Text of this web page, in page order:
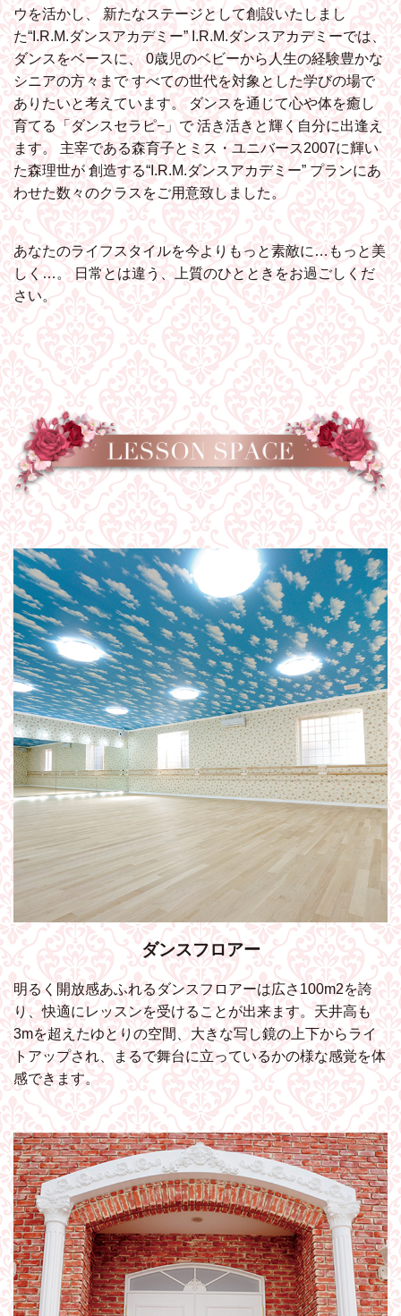
ウを活かし、 新たなステージとして創設いたしまし
た“I.R.M.ダンスアカデミー”I.R.M.ダンスアカデミーでは、
ダンスをベースに、0歳児のベビーから人生の経験豊かな
シニアの方々まですべての世代を対象とした学びの場で
ありたいと考えています。 ダンスを通じて心や体を癒し
育てる「ダンスセラピ−」で活き活きと輝く自分に出逢え
ます。
主宰である森育子とミス・ユニバース2007に輝い
た森理世が創造する“I.R.M.ダンスアカデミー”プランにあ
わせた数々のクラスをご用意致しました。
あなたのライフスタイルを今よりもっと素敵に…もっと美
しく…。日常とは違う、上質のひとときをお過ごしくだ
さい。
ダンスフロアー
明るく開放感あふれるダンスフロアーは広さ100m2を誇
り、快適にレッスンを受けることが出来ます。天井高も
3mを超えたゆとりの空間、大きな写し鏡の上下からライ
トアップされ、まるで舞台に立っているかの様な感覚を体
感できます。